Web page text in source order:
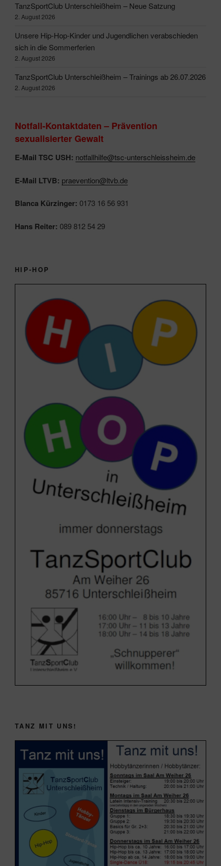
TanzSportClub Unterschleißheim – Neue Satzung
2. August 2026
Unsere Hip-Hop-Kinder und Jugendlichen verabschieden
sich in die Sommerferien
2. August 2026
TanzSportClub Unterschleißheim – Trainings ab 26.07.2026
2. August 2026
Notfall-Kontaktdaten – Prävention
sexualisierter Gewalt
E-Mail TSC USH: notfallhilfe@tsc-unterschleissheim.de
E-Mail LTVB: praevention@ltvb.de
Blanca Kürzinger: 0173 16 56 931
Hans Reiter: 089 812 54 29
HIP-HOP
TANZ MIT UNS!